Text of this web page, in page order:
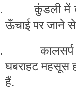
कुंडली में
ऊँचाई पर जाने
घबराहट महसूस
हैं.